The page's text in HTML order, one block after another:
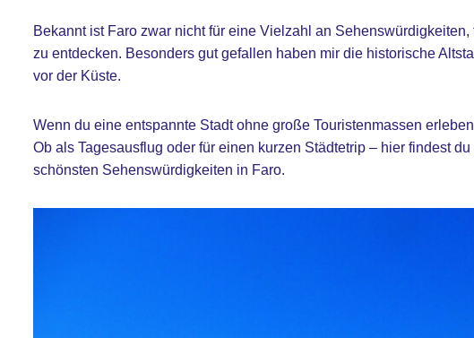
Bekannt ist Faro zwar nicht für eine Vielzahl an
zu entdecken. Besonders gut gefallen haben mir die historische
vor der Küste.
Wenn du eine entspannte Stadt ohne große Touristenmassen
Ob als Tagesausflug oder für einen kurzen Städtetrip – hier findest
schönsten Sehenswürdigkeiten in Faro.